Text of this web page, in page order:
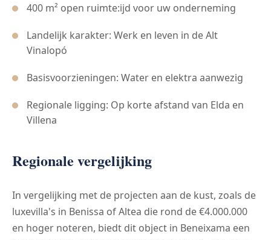
400 m² open ruimte:ijd voor uw onderneming
Landelijk karakter: Werk en leven in de Alt
Vinalopó
Basisvoorzieningen: Water en elektra aanwezig
Regionale ligging: Op korte afstand van Elda en
Villena
Regionale vergelijking
In vergelijking met de projecten aan de kust, zoals de
luxevilla's in Benissa of Altea die rond de €4.000.000
en hoger noteren, biedt dit object in Beneixama een